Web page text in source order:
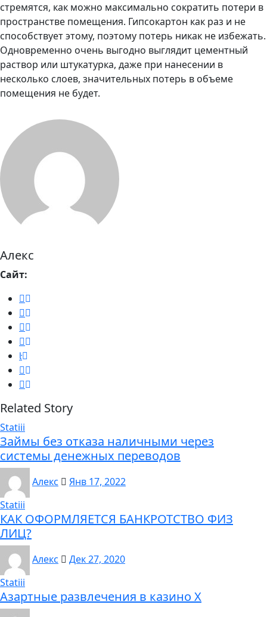
стремятся, как можно максимально сократить потери в
пространстве помещения. Гипсокартон как раз и не
способствует этому, поэтому потерь никак не избежать.
Одновременно очень выгодно выглядит цементный
раствор или штукатурка, даже при нанесении в
несколько слоев, значительных потерь в объеме
помещения не будет.
Алекс
Сайт:
Related Story
Statiii
Займы без отказа наличными через
системы денежных переводов
Алекс
Янв 17, 2022
Statiii
КАК ОФОРМЛЯЕТСЯ БАНКРОТСТВО ФИЗ
ЛИЦ?
Алекс
Дек 27, 2020
Statiii
Азартные развлечения в казино Х